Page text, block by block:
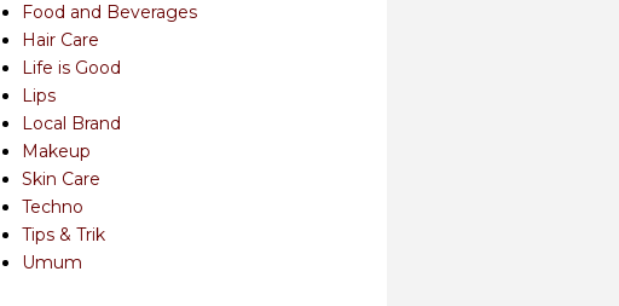
Food and Beverages
Hair Care
Life is Good
Lips
Local Brand
Makeup
Skin Care
Techno
Tips & Trik
Umum